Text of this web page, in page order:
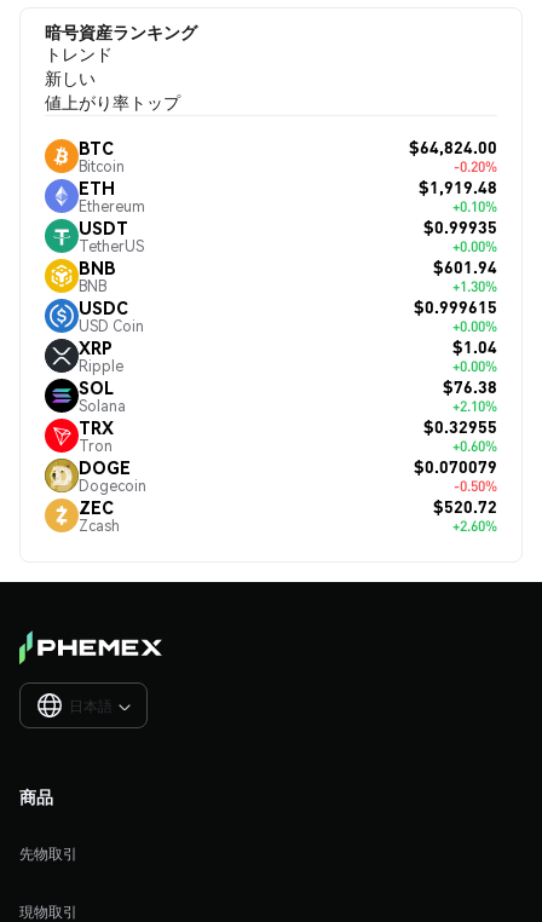
暗号資産ランキング
トレンド
新しい
値上がり率トップ
BTC
Bitcoin
$64,824.00
-0.20%
ETH
Ethereum
$1,919.48
+0.10%
USDT
TetherUS
$0.99935
+0.00%
BNB
BNB
$601.94
+1.30%
USDC
USD Coin
$0.999615
+0.00%
XRP
Ripple
$1.04
+0.00%
SOL
Solana
$76.38
+2.10%
TRX
Tron
$0.32955
+0.60%
DOGE
Dogecoin
$0.070079
-0.50%
ZEC
Zcash
$520.72
+2.60%
日本語 
商品
先物取引
現物取引